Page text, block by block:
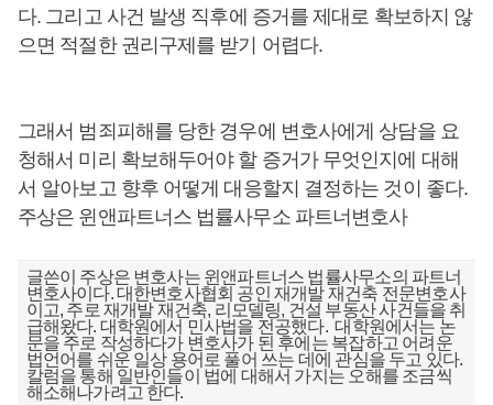
다. 그리고 사건 발생 직후에 증거를 제대로 확보하지 않
으면 적절한 권리구제를 받기 어렵다.
그래서 범죄피해를 당한 경우에 변호사에게 상담을 요
청해서 미리 확보해두어야 할 증거가 무엇인지에 대해
서 알아보고 향후 어떻게 대응할지 결정하는 것이 좋다.
주상은 윈앤파트너스 법률사무소 파트너변호사
글쓴이 주상은 변호사는 윈앤파트너스 법률사무소의 파트너
변호사이다. 대한변호사협회 공인 재개발 재건축 전문변호사
이고, 주로 재개발 재건축, 리모델링, 건설 부동산 사건들을 취
급해왔다. 대학원에서 민사법을 전공했다. 대학원에서는 논
문을 주로 작성하다가 변호사가 된 후에는 복잡하고 어려운
법언어를 쉬운 일상 용어로 풀어 쓰는 데에 관심을 두고 있다.
칼럼을 통해 일반인들이 법에 대해서 가지는 오해를 조금씩
해소해나가려고 한다.